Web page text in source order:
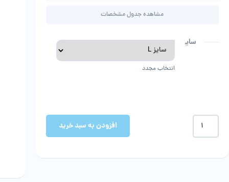
مشاهده جدول مشخصات
سایز
انتخاب مجدد
شورت
ورزشی
مردانه
افزودن به سبد خرید